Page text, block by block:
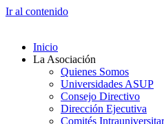
Ir al contenido
Inicio
La Asociación
Quienes Somos
Universidades ASUP
Consejo Directivo
Dirección Ejecutiva
Comités